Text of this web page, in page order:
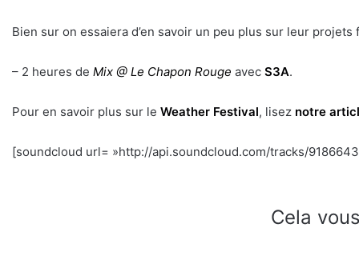
Bien sur on essaiera d’en savoir un peu plus sur leur projets
– 2 heures de Mix @ Le Chapon Rouge avec S3A.
Pour en savoir plus sur le Weather Festival, lisez notre
[soundcloud url= »http://api.soundcloud.com/tracks/
Cela